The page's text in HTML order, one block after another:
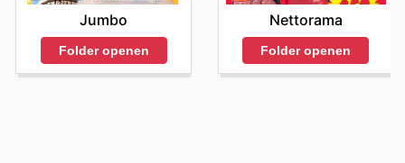
Jumbo
Folder openen
Nettorama
Folder openen